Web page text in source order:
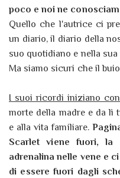
poco e noi ne
Quello che l'autrice ci
un diario, il diario della
suo quotidiano e nella
Ma siamo sicuri che il
I suoi ricordi iniziano
morte della madre e da lì
e alla vita familiare.
Scarlet viene fuori, la
adrenalina nelle vene e
di essere fuori dagli